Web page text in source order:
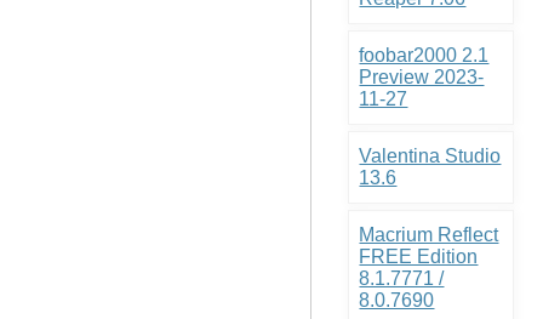
foobar2000 2.1
Preview 2023-
11-27
Valentina Studio
13.6
Macrium Reflect
FREE Edition
8.1.7771 /
8.0.7690